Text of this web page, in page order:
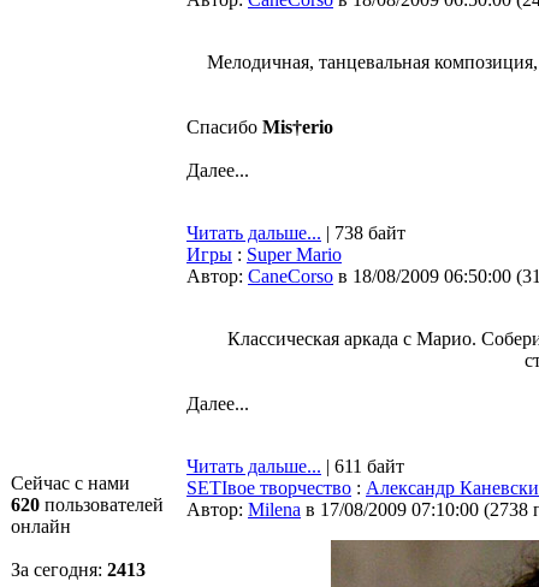
Сейчас с нами
620 пользователей
онлайн
За сегодня: 2414
Мелодичная, танцевальная
Спасибо Mis†erio
Далее...
Читать дальше... | 738 байт
Игры : Super Mario
Автор: CaneCorso в 18/08/2009 06:50:00 (
Классическая аркада с Марио.
Далее...
Читать дальше... | 611 байт
SETIвое творчество : Александр
Автор: Milena в 17/08/2009 07:10:00 (2738